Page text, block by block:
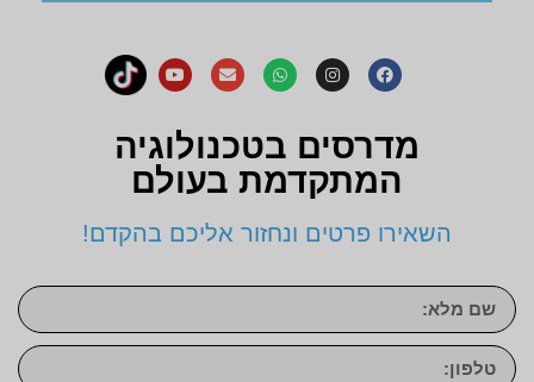
מדרסים בטכנולוגיה
המתקדמת בעולם
השאירו פרטים ונחזור אליכם בהקדם!